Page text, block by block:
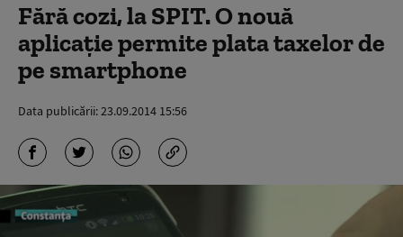
Fără cozi, la SPIT. O nouă
aplicaţie permite plata taxelor de
pe smartphone
Data publicării:23.09.2014 15:56